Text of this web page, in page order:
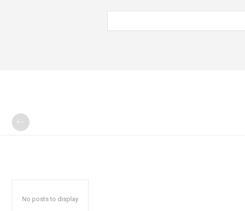
No posts to display